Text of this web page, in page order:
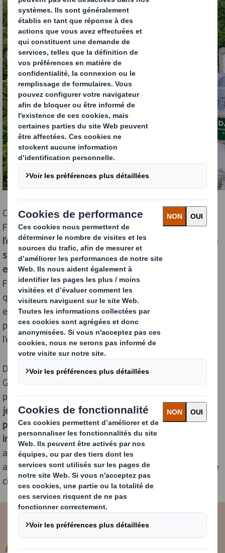
Créée et présidée par Yann Arthus-Bertrand, la
Fondation GoodPlanet a pour objectifs desensibiliser
l’ensemble des acteurs aux enjeux écologiques tout en
soutenant des projets de terrain solidaires et
environnementauxdans le monde entier. En outre, la
Fondation GoodPlanet permet aux entreprises telle
que DS Smith de soutenir des projets aux impacts
environnementaux et sociaux forts, qu’il s’agisse de
projets de terrain ou de projets éducatifs sur
l’environnement et la solidarité.
Dans le cadre de son partenariat avec la Fondation
GoodPlanet, DS Smith s’associera dès la rentrée
prochaineà un nouveau programme éducatif pour la
jeunesse autour des enjeux climatiques, de la
protection de la biodiversité et de la réduction des
inégalités sociales.DS Smith Packaging France sera
ainsi partenaire de cette opération nationale et
apportera son expertise dans le domaine de l’économie
circulaire.